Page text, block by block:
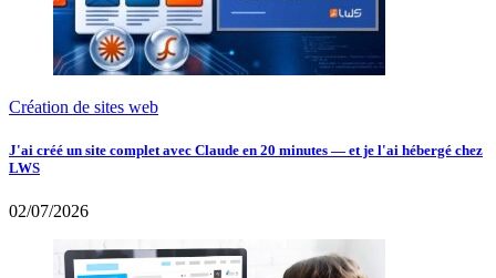
Création de sites web
J'ai créé un site complet avec Claude en 20 minutes — et je l'ai hébergé chez
LWS
02/07/2026